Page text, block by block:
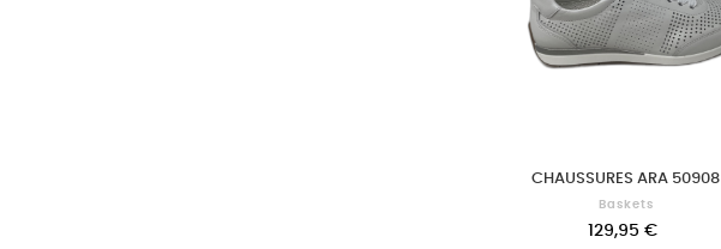
CHAUSSURES ARA 50908
Baskets
129,95 €